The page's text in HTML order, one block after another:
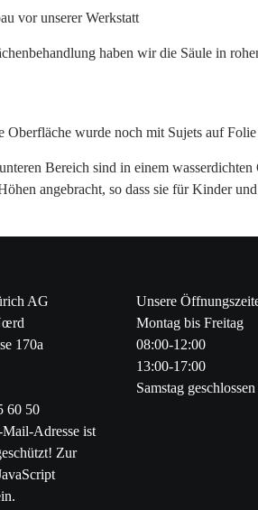
haben wir die Säule in
Bereich sind in einem
angebracht, so dass sie für Kinder
AG
170a
60 50
Adresse ist
Zur
Unsere
Montag bis Freitag
08:00-12:00
13:00-17:00
Samstag geschlossen